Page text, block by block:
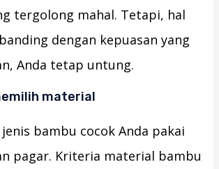
tergolong mahal. Tetapi, hal
dengan kepuasan yang
Anda tetap untung.
material
bambu cocok Anda pakai
pagar. Kriteria material bambu